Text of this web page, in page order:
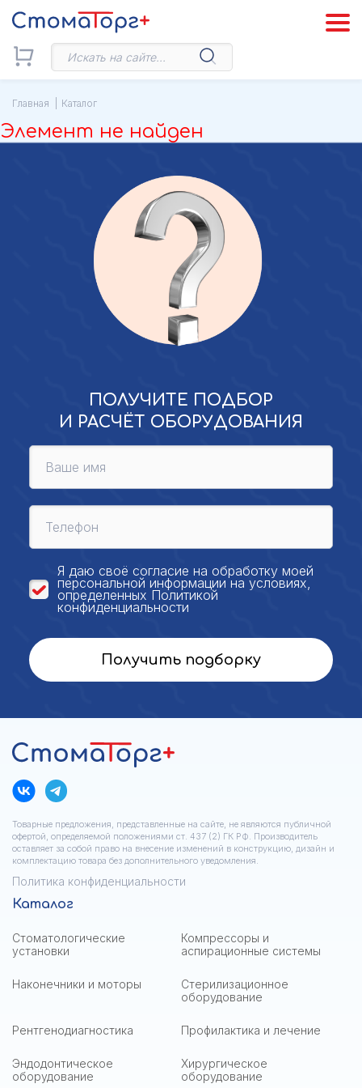
Главная Каталог
Элемент не найден
ПОЛУЧИТЕ ПОДБОР
И РАСЧЁТ ОБОРУДОВАНИЯ
Я даю своё согласие на обработку моей
персональной информации на условиях,
определенных Политикой
конфиденциальности
Получить подборку
Товарные предложения, представленные на сайте, не являются публичной
офертой, определяемой положениями ст. 437 (2) ГК РФ. Производитель
оставляет за собой право на внесение изменений в конструкцию, дизайн и
комплектацию товара без дополнительного уведомления.
Политика конфиденциальности
Каталог
Стоматологические
установки
Компрессоры и
аспирационные системы
Наконечники и моторы
Стерилизационное
оборудование
Рентгенодиагностика Профилактика и лечение
Эндодонтическое
оборудование
Хирургическое
оборудование